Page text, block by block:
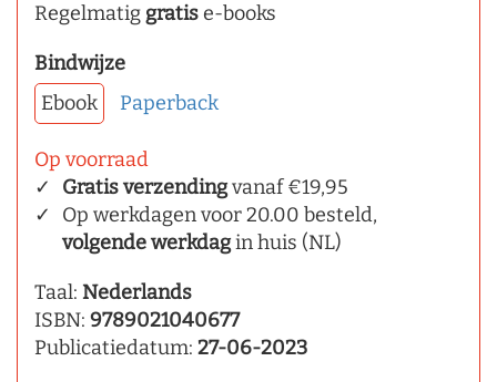
Regelmatig gratise-books
Bindwijze
Ebook
Paperback
Op voorraad
Gratis verzendingvanaf €19,95
Op werkdagen voor 20.00 besteld,
volgende werkdagin huis (NL)
Taal: Nederlands
ISBN: 9789021040677
Publicatiedatum: 27-06-2023